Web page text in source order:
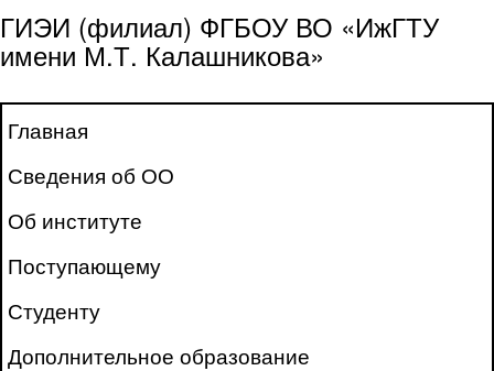
ГИЭИ (филиал) ФГБОУ ВО «ИжГТУ
имени М.Т. Калашникова»
Главная
Сведения об ОО
Об институте
Поступающему
Студенту
Дополнительное образование